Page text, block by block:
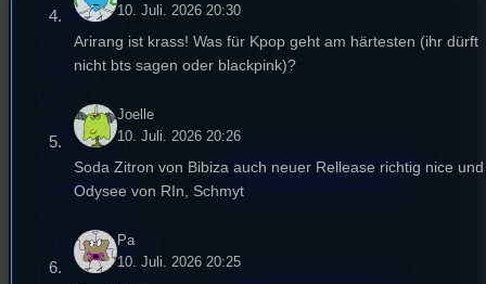
Kontakt
FAQ
Satzung
Impressum
Datenschutz
Unterstützt vom Lehrstuhl
für Medienwissenschaft
10. Juli. 2026 20:30
Arirang ist krass! Was für Kpop geht am härtesten (ihr dürft
nicht bts sagen oder blackpink)?
Joelle
10. Juli. 2026 20:26
Soda Zitron von Bibiza auch neuer Rellease richtig nice und
Odysee von RIn, Schmyt
Pa
10. Juli. 2026 20:25